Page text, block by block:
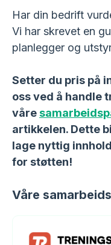
Har din bedrift
Vi har skrevet en
planlegger og
Setter du pris på
oss ved å handle
våre
artikkelen. Dette
lage nyttig
for støtten!
Våre